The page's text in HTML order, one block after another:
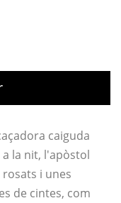
caiguda
la nit, l'apòstol
i unes
de cintes, com